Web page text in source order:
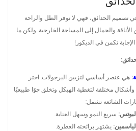
تصميم الحدائق، فهي لا توفر الظل والراحة
والجمال إلى المساحة الخارجية. ولكن ما
تكمن في الديكور!
: هي عنصر أساسي لتزيين البرجولات. اختر
وأشكال مختلفة لتغطية الهيكل وتخلق جوًا طبيعيًا
الشائعة تشمل:
سريع النمو وسهل العناية.
يشتهر برائحته العطرة.